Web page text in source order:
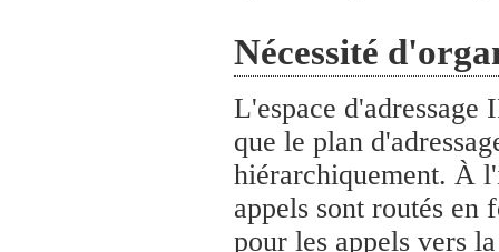
Nécessité
L'espace d'adressage
que le plan
hiérarchiquement. À
appels sont routés
pour les appels vers